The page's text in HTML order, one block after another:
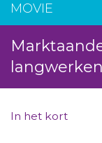
Projecten
Over IVM
MOVIE
In het kort